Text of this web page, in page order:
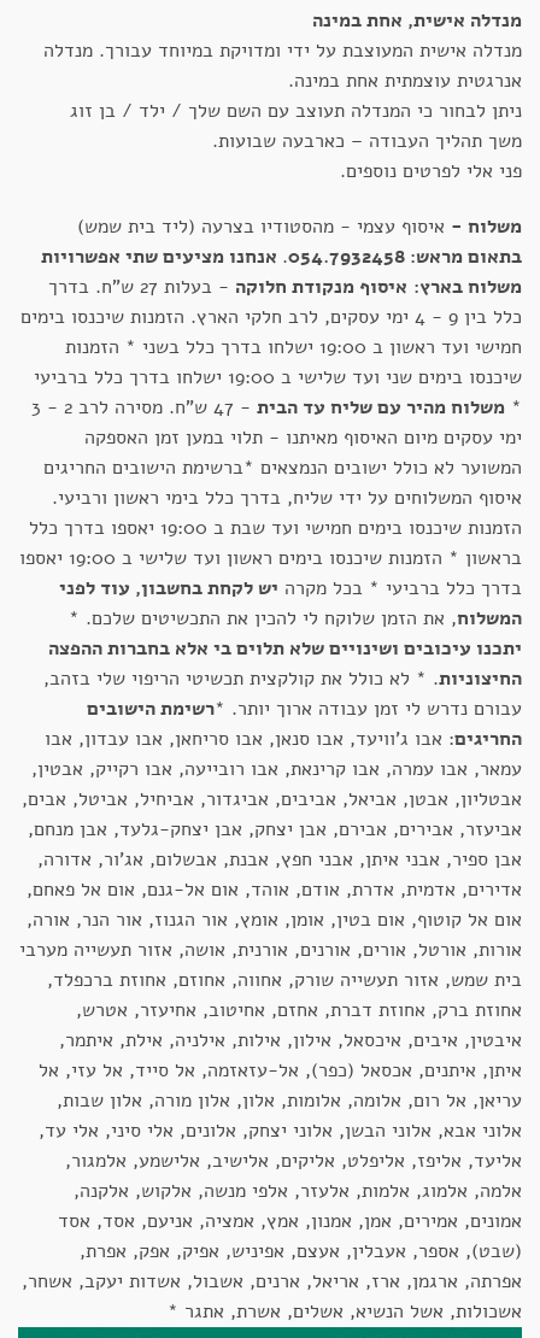
מנדלה אישית, אחת במינה
מנדלה אישית המעוצבת על ידי ומדויקת במיוחד עבורך. מנדלה
אנרגטית עוצמתית אחת במינה.
ניתן לבחור כי המנדלה תעוצב עם השם שלך / ילד / בן זוג
משך תהליך העבודה – כארבעה שבועות.
פני אלי לפרטים נוספים.
משלוח - איסוף עצמי - מהסטודיו בצרעה (ליד בית שמש)
בתאום מראש: 054.7932458
. אנחנו מציעים שתי אפשרויות
משלוח בארץ: איסוף מנקודת חלוקה
- בעלות 27 ש"ח. בדרך
כלל בין 9 - 4 ימי עסקים, לרב חלקי הארץ. הזמנות שיכנסו בימים
חמישי ועד ראשון ב 19:00 ישלחו בדרך כלל בשני * הזמנות
שיכנסו בימים שני ועד שלישי ב 19:00 ישלחו בדרך כלל ברביעי
* משלוח מהיר עם שליח עד הבית
- 47 ש"ח. מסירה לרב 2 - 3
ימי עסקים מיום האיסוף מאיתנו - תלוי במען זמן האספקה
המשוער לא כולל ישובים הנמצאים *ברשימת הישובים החריגים
איסוף המשלוחים על ידי שליח, בדרך כלל בימי ראשון ורביעי.
הזמנות שיכנסו בימים חמישי ועד שבת ב 19:00 יאספו בדרך כלל
בראשון * הזמנות שיכנסו בימים ראשון ועד שלישי ב 19:00 יאספו
בדרך כלל ברביעי * בכל מקרה יש לקחת בחשבון, עוד לפני
המשלוח, את הזמן שלוקח לי להכין את התכשיטים שלכם. *
יתכנו עיכובים ושינויים שלא תלוים בי אלא בחברות ההפצה
החיצוניות. * לא כולל את קולקצית תכשיטי הריפוי שלי בזהב,
עבורם נדרש לי זמן עבודה ארוך יותר. *רשימת הישובים
החריגים: אבו ג'וויעד, אבו סנאן, אבו סריחאן, אבו עבדון, אבו
עמאר, אבו עמרה, אבו קרינאת, אבו רובייעה, אבו רקייק, אבטין,
אבטליון, אבטן, אביאל, אביבים, אביגדור, אביחיל, אביטל, אבים,
אביעזר, אבירים, אבירם, אבן יצחק, אבן יצחק-גלעד, אבן מנחם,
אבן ספיר, אבני איתן, אבני חפץ, אבנת, אבשלום, אג'ור, אדורה,
אדירים, אדמית, אדרת, אודם, אוהד, אום אל-גנם, אום אל פאחם,
אום אל קוטוף, אום בטין, אומן, אומץ, אור הגנוז, אור הנר, אורה,
אורות, אורטל, אורים, אורנים, אורנית, אושה, אזור תעשייה מערבי
בית שמש, אזור תעשייה שורק, אחווה, אחוזם, אחוזת ברכפלד,
אחוזת ברק, אחוזת דברת, אחזם, אחיטוב, אחיעזר, אטרש,
איבטין, איבים, איכסאל, אילון, אילות, אילניה, אילת, איתמר,
איתן, איתנים, אכסאל (כפר), אל-עזאזמה, אל סייד, אל עזי, אל
עריאן, אל רום, אלומה, אלומות, אלון, אלון מורה, אלון שבות,
אלוני אבא, אלוני הבשן, אלוני יצחק, אלונים, אלי סיני, אלי עד,
אליעד, אליפז, אליפלט, אליקים, אלישיב, אלישמע, אלמגור,
אלמה, אלמוג, אלמות, אלעזר, אלפי מנשה, אלקוש, אלקנה,
אמונים, אמירים, אמן, אמנון, אמץ, אמציה, אניעם, אסד, אסד
(שבט), אספר, אעבלין, אעצם, אפיניש, אפיק, אפק, אפרת,
אפרתה, ארגמן, ארז, אריאל, ארנים, אשבול, אשדות יעקב, אשחר,
אשכולות, אשל הנשיא, אשלים, אשרת, אתגר *